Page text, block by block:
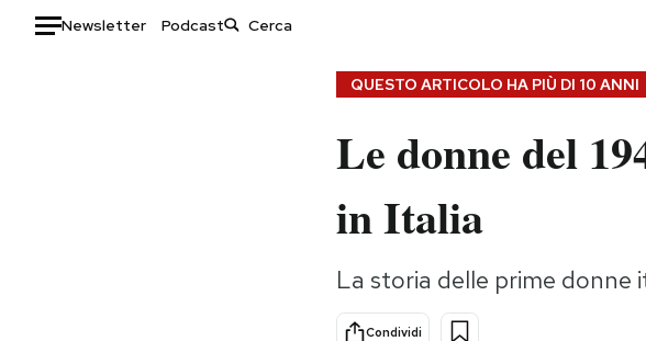
Newsletter Podcast
Storie/Idee
Ok Boomer!
QUESTO ARTICOLO HA PIÙ DI 10 ANNI
Le donne del
in Italia
La storia delle prime
Condividi